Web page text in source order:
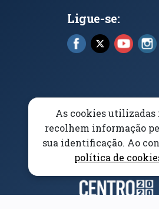
Ligue-se:
Facebook (abre
X (abre em
Elogios, Sugestões e
Acessibilidade
Parceiros
As cookies utilizadas
recolhem informação
sua identificação. Ao
política de